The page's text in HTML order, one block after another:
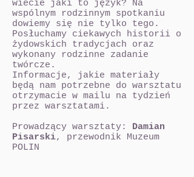
wiecie jaki to język? Na
wspólnym rodzinnym spotkaniu
dowiemy się nie tylko tego.
Posłuchamy ciekawych historii o
żydowskich tradycjach oraz
wykonany rodzinne zadanie
twórcze.
Informacje, jakie materiały
będą nam potrzebne do warsztatu
otrzymacie w mailu na tydzień
przez warsztatami.
Prowadzący warsztaty: Damian
Pisarski, przewodnik Muzeum
POLIN